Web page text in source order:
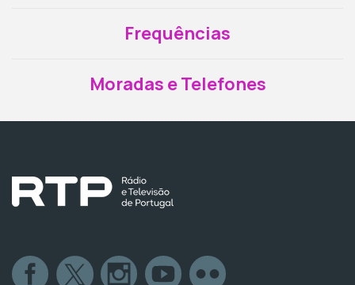
Frequências
Moradas e Telefones